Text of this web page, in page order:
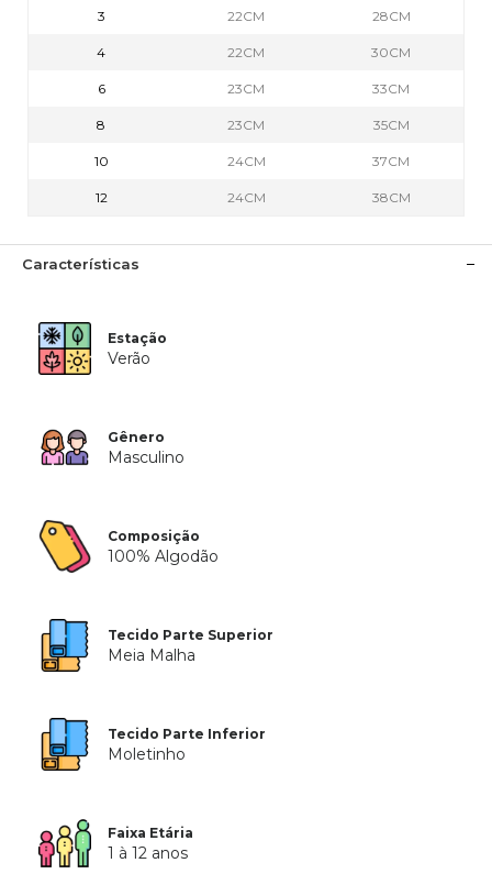
3 22CM 28CM
4 22CM 30CM
6 23CM 33CM
8 23CM 35CM
10 24CM 37CM
12 24CM 38CM
Características
Estação
Verão
Gênero
Masculino
Composição
100% Algodão
Tecido Parte Superior
Meia Malha
Tecido Parte Inferior
Moletinho
Faixa Etária
1 à 12 anos